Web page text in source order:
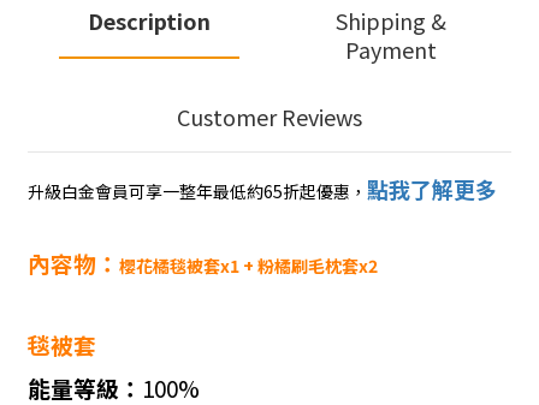
Description
Shipping &
Payment
Customer Reviews
升級白金會員可享一整年最低約65折起優惠 ， 點我了解更多
內容物： 櫻花橘毯被套x1 + 粉橘刷毛枕套x2
毯被套
能量等級： 100%